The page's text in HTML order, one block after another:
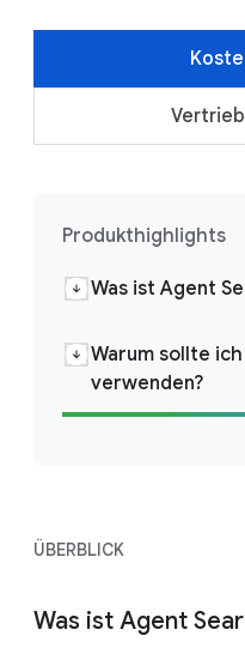
Produkthighlights
Was ist Agent
Warum sollte
verwenden?
ÜBERBLICK
Was ist Agent